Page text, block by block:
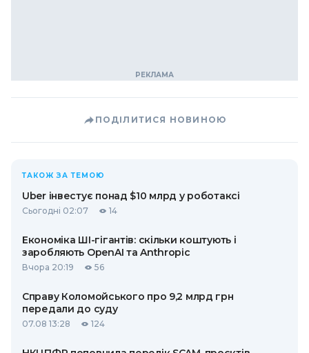
ПОДІЛИТИСЯ НОВИНОЮ
ТАКОЖ ЗА ТЕМОЮ
Uber інвестує понад $10 млрд у роботаксі
Сьогодні 02:07 14
Економіка ШІ-гігантів: скільки коштують і
заробляють OpenAI та Anthropic
Вчора 20:19 56
Справу Коломойського про 9,2 млрд грн
передали до суду
07.08 13:28 124